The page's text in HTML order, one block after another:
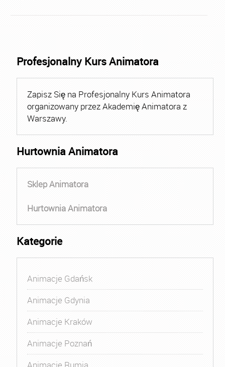
Profesjonalny Kurs Animatora
Zapisz Się na Profesjonalny Kurs Animatora
organizowany przez Akademię Animatora z
Warszawy.
Hurtownia Animatora
Sklep Animatora
Hurtownia Animatora
Kategorie
Animacje Gdańsk
Animacje Gdynia
Animacje Kraków
Animacje Poznań
Animacje Rumia